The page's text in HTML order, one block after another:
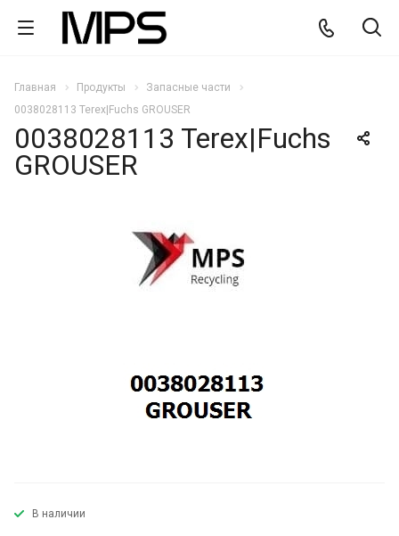
Главная Продукты
Запасные части
0038028113 Terex|Fuchs GROUSER
0038028113 Terex|Fuchs
GROUSER
В наличии